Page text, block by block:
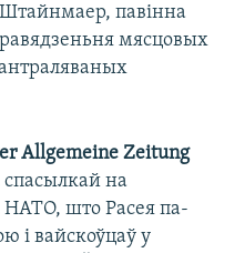
Штайнмаер, павінна
мясцовых
Allgemeine Zeitung
спасылкай на
НАТО, што Расея па-
і вайскоўцаў у